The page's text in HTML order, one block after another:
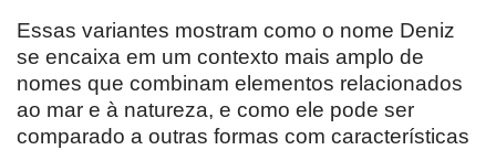
Essas variantes mostram como o nome Deniz
se encaixa em um contexto mais amplo de
nomes que combinam elementos relacionados
ao mar e à natureza, e como ele pode ser
comparado a outras formas com características